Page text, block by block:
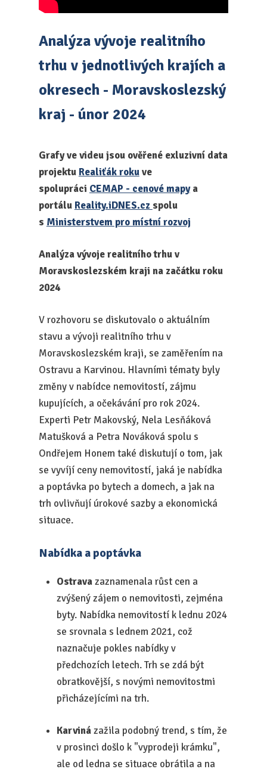
Analýza vývoje realitního
trhu v jednotlivých krajích a
okresech - Moravskoslezský
kraj - únor 2024
Grafy ve videu jsou ověřené exluzivní data
projektu Realiťák rokuve
spolupráci CEMAP - cenové mapya
portálu Reality.iDNES.cz spolu
s Ministerstvem pro místní rozvoj
Analýza vývoje realitního trhu v
Moravskoslezském kraji na začátku roku
2024
V rozhovoru se diskutovalo o aktuálním
stavu a vývoji realitního trhu v
Moravskoslezském kraji, se zaměřením na
Ostravu a Karvinou. Hlavními tématy byly
změny v nabídce nemovitostí, zájmu
kupujících, a očekávání pro rok 2024.
Experti Petr Makovský, Nela Lesňáková
Matušková a Petra Nováková spolu s
Ondřejem Honem také diskutují o tom, jak
se vyvíjí ceny nemovitostí, jaká je nabídka
a poptávka po bytech a domech, a jak na
trh ovlivňují úrokové sazby a ekonomická
situace.
Nabídka a poptávka
Ostravazaznamenala růst cen a
zvýšený zájem o nemovitosti, zejména
byty. Nabídka nemovitostí k lednu 2024
se srovnala s lednem 2021, což
naznačuje pokles nabídky v
předchozích letech. Trh se zdá být
obratkovější, s novými nemovitostmi
přicházejícími na trh.
Karvinázažila podobný trend, s tím, že
v prosinci došlo k "vyprodeji krámku",
ale od ledna se situace obrátila a na